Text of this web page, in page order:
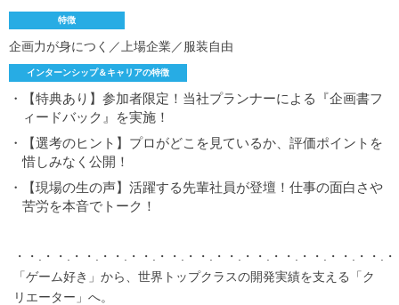
特徴
企画力が身につく／上場企業／服装自由
インターンシップ＆キャリアの特徴
・【特典あり】参加者限定！当社プランナーによる『企画書フ
ィードバック』を実施！
・【選考のヒント】プロがどこを見ているか、評価ポイントを
惜しみなく公開！
・【現場の生の声】活躍する先輩社員が登壇！仕事の面白さや
苦労を本音でトーク！
・・.・・.・・.・・.・・.・・.・・.・・.・・.・・.・・.・・.・・.
「ゲーム好き」から、世界トップクラスの開発実績を支える「ク
リエーター」へ。